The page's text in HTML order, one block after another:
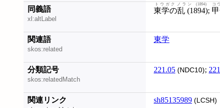
同義語
xl:altLabel
東学の乱 (1894)
トウガクノラン (1894)
;
コ
関連語
skos:related
東学
分類記号
skos:relatedMatch
221.05 (NDC10);
関連リンク sh85135989 (LCSH)